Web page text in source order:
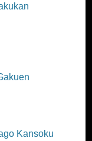
Kansoku